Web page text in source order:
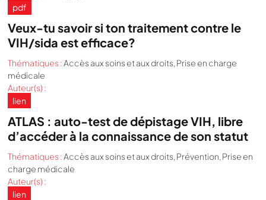
pdf
Veux-tu savoir si ton traitement contre le
VIH/sida est efficace?
Thématiques :Accès aux soins et aux droits, Prise en charge
médicale
Auteur(s) :
lien
ATLAS : auto-test de dépistage VIH, libre
d’accéder à la connaissance de son statut
Thématiques :Accès aux soins et aux droits, Prévention, Prise en
charge médicale
Auteur(s) :
lien